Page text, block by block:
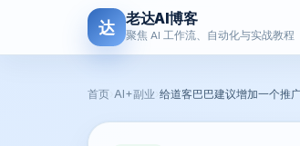
达 老达AI博客
聚焦 AI 工作流、自动化与实战教程
首页 AI+副业 给道客巴巴建议增加一个推